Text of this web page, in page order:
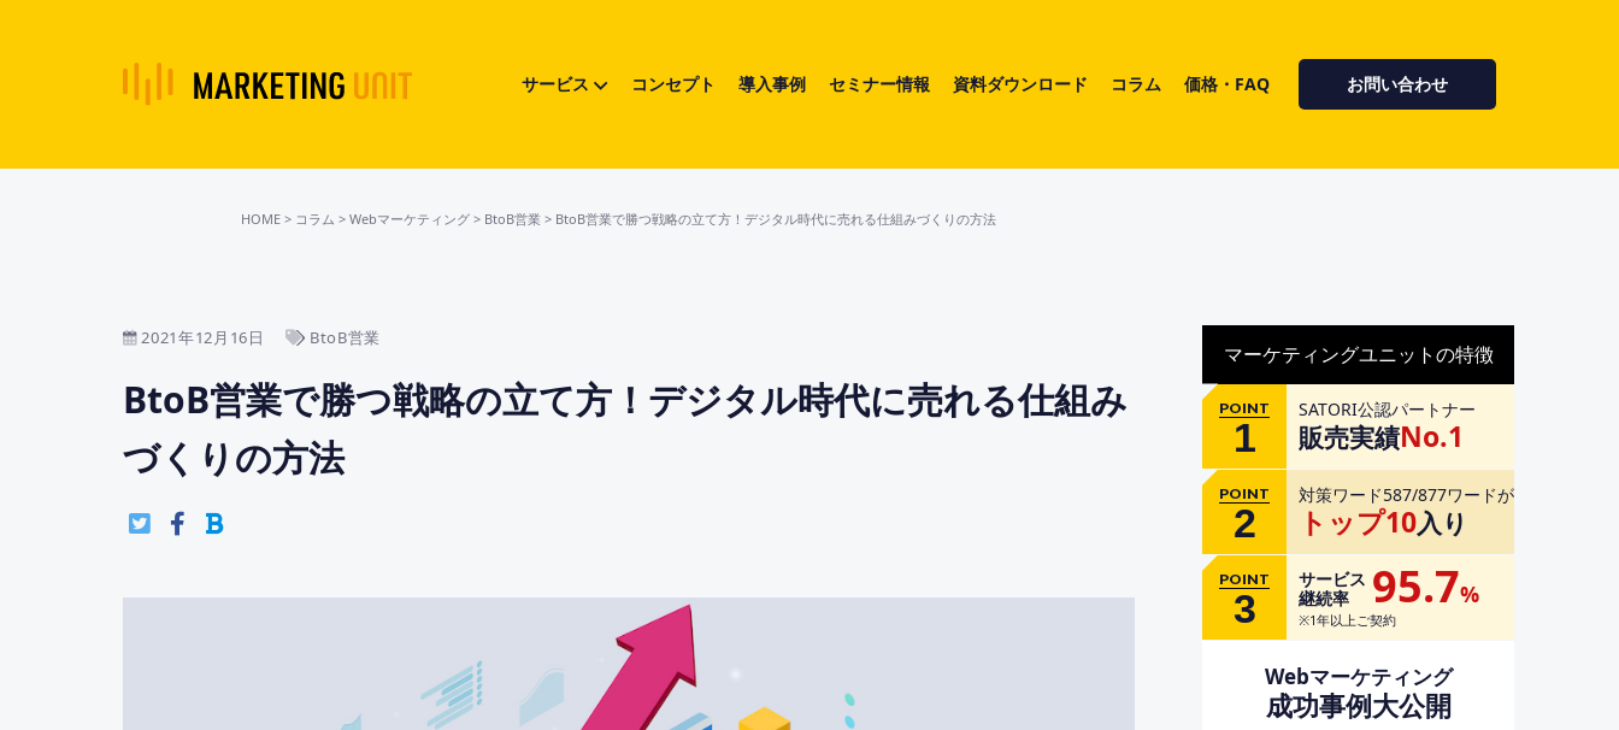
サービス コンセプト 導入事例 セミナー情報 資料ダウンロード コラム 価格・FAQ お問い合わせ
HOME> コラム > Webマーケティング> BtoB営業> BtoB営業で勝つ戦略の立て方！デジタル時代に売れる仕組みづくりの方法
2021年12月16日 BtoB営業
BtoB営業で勝つ戦略の立て方！デジタル時代に売れる仕組み
づくりの方法
マーケティングユニットの特徴
POINT
1
SATORI公認パートナー
販売実績No.1
POINT
2
対策ワード587/877ワードが
トップ10入り
POINT
3
サービス
継続率
95.7%
※1年以上ご契約
Webマーケティング
成功事例大公開